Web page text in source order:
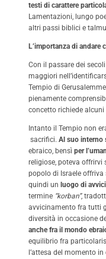
testi di carattere
Lamentazioni, lungo
altri passi biblici e
L’importanza di andare
Con il passare dei
maggiori
Tempio di
pienamente
concetto richiede
Intanto il Tempio non
sacrifici. Al suo interno
ebraico, bensì per
religiose, poteva offrirvi
popolo di Israele offriva
quindi un luogo di
termine “korban”,
avvicinamento fra tutti
diversità in occasione
anche fra il mondo
equilibrio fra
l’attesa del momento